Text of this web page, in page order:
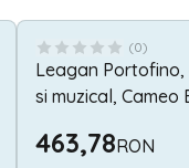
(0)
Leagan Portofino,
si muzical, Cameo
463,78RON